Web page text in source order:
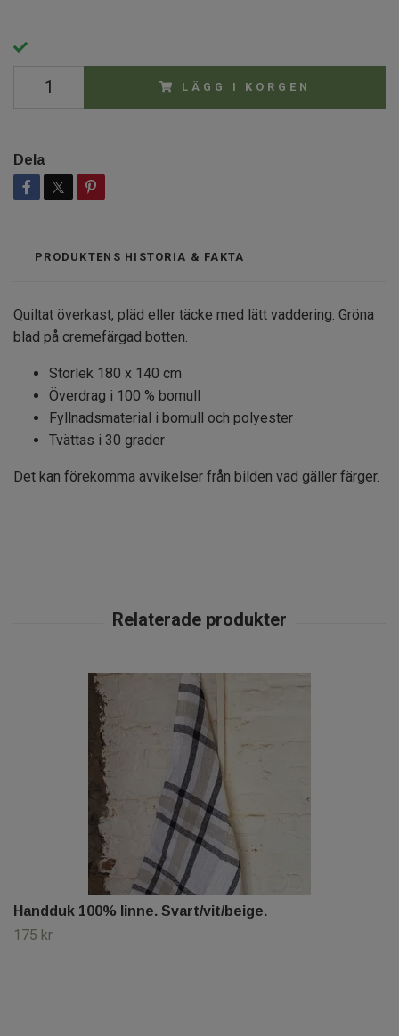
LÄGG I KORGEN
Dela
PRODUKTENS HISTORIA & FAKTA
Quiltat överkast, pläd eller täcke med lätt vaddering. Gröna
blad på cremefärgad botten.
Storlek 180 x 140 cm
Överdrag i 100 % bomull
Fyllnadsmaterial i bomull och polyester
Tvättas i 30 grader
Det kan förekomma avvikelser från bilden vad gäller färger.
Handduk 100% linne. Svart/vit/beige.
175 kr